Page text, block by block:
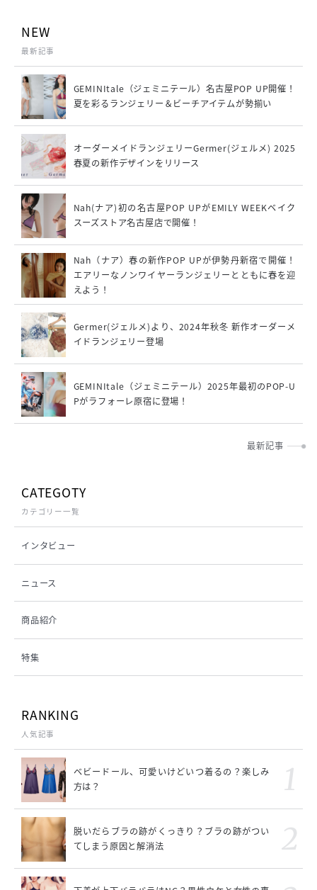
NEW
最新記事
GEMINItale（ジェミニテール）名古屋POP UP開催！
夏を彩るランジェリー＆ビーチアイテムが勢揃い
オーダーメイドランジェリーGermer(ジェルメ) 2025
春夏の新作デザインをリリース
Nah(ナア)初の名古屋POP UPがEMILY WEEKベイク
スーズストア名古屋店で開催！
Nah（ナア）春の新作POP UPが伊勢丹新宿で開催！
エアリーなノンワイヤーランジェリーとともに春を迎
えよう！
Germer(ジェルメ)より、2024年秋冬 新作オーダーメ
イドランジェリー登場
GEMINItale（ジェミニテール）2025年最初のPOP-U
Pがラフォーレ原宿に登場！
最新記事
CATEGOTY
カテゴリー一覧
インタビュー
ニュース
商品紹介
特集
RANKING
人気記事
ベビードール、可愛いけどいつ着るの？楽しみ
方は？
脱いだらブラの跡がくっきり？ブラの跡がつい
てしまう原因と解消法